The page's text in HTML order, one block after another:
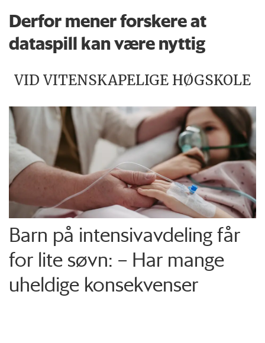
Derfor mener forskere at
dataspill kan være nyttig
VID VITENSKAPELIGE HØGSKOLE
Barn på intensiv­avdeling får
for lite søvn: – Har mange
uheldige konsekvenser